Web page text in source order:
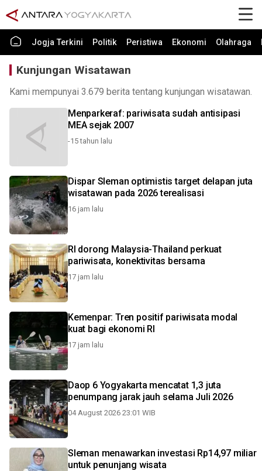
Jogja Terkini Politik Peristiwa Ekonomi Olahraga
Kunjungan Wisatawan
Kami mempunyai 3.679 berita tentang kunjungan wisatawan.
Menparkeraf: pariwisata sudah antisipasi
MEA sejak 2007
-15 tahun lalu
Dispar Sleman optimistis target delapan juta
wisatawan pada 2026 terealisasi
16 jam lalu
RI dorong Malaysia-Thailand perkuat
pariwisata, konektivitas bersama
17 jam lalu
Kemenpar: Tren positif pariwisata modal
kuat bagi ekonomi RI
17 jam lalu
Daop 6 Yogyakarta mencatat 1,3 juta
penumpang jarak jauh selama Juli 2026
04 August 2026 23:01 WIB
Sleman menawarkan investasi Rp14,97 miliar
untuk penunjang wisata